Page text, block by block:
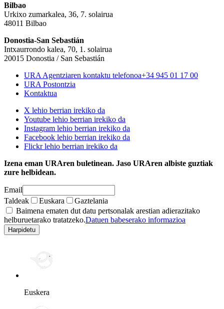
Bilbao
Urkixo zumarkalea, 36, 7. solairua
48011 Bilbao
Donostia-San Sebastián
Intxaurrondo kalea, 70, 1. solairua
20015 Donostia / San Sebastián
URA Agentziaren kontaktu telefonoa+34 945 01 17 00
URA Postontzia
Kontaktua
X lehio berrian irekiko da
Youtube lehio berrian irekiko da
Instagram lehio berrian irekiko da
Facebook lehio berrian irekiko da
Flickr lehio berrian irekiko da
Izena eman URAren buletinean. Jaso URAren albiste guztiak
zure helbidean.
Email
Taldeak
Euskara
Gaztelania
Baimena ematen dut datu pertsonalak arestian adierazitako
helburuetarako tratatzeko.Datuen babeserako informazioa
Euskera